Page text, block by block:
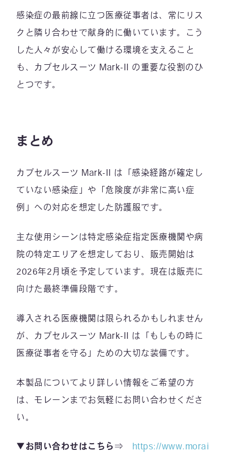
感染症の最前線に立つ医療従事者は、常にリス
クと隣り合わせで献身的に働いています。こう
した人々が安心して働ける環境を支えること
も、カプセルスーツ Mark-II の重要な役割のひ
とつです。
まとめ
カプセルスーツ Mark-II は「感染経路が確定し
ていない感染症」や「危険度が非常に高い症
例」への対応を想定した防護服です。
主な使用シーンは特定感染症指定医療機関や病
院の特定エリアを想定しており、販売開始は
2026年2月頃を予定しています。現在は販売に
向けた最終準備段階です。
導入される医療機関は限られるかもしれません
が、カプセルスーツ Mark-II は「もしもの時に
医療従事者を守る」ための大切な装備です。
本製品についてより詳しい情報をご希望の方
は、モレーンまでお気軽にお問い合わせくださ
い。
▼お問い合わせはこちら⇒ https://www.morai